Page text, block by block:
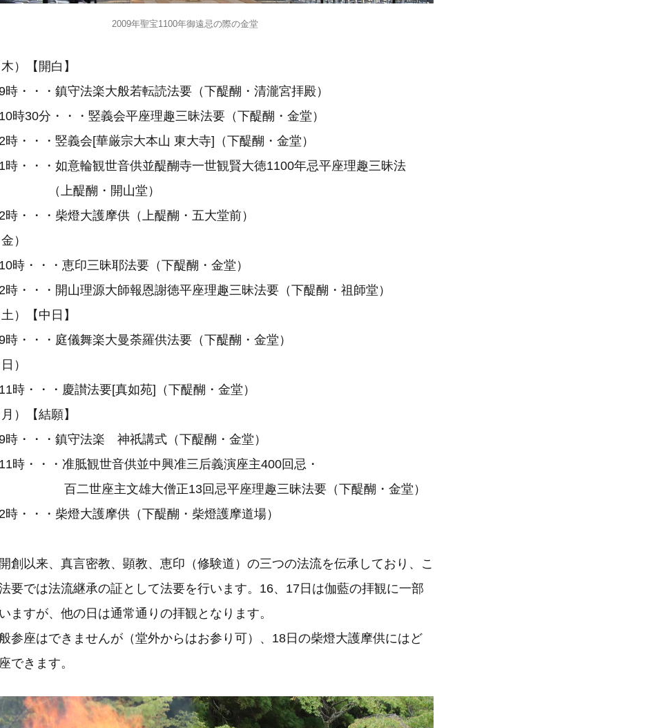
2009年聖宝1100年御遠忌の際の金堂
）【開白】
・・鎮守法楽大般若転読法要（下醍醐・清瀧宮拝殿）
分・・・竪義会平座理趣三昧法要（下醍醐・金堂）
・・竪義会[華厳宗大本山 東大寺]（下醍醐・金堂）
・・如意輪観世音供並醍醐寺一世観賢大徳1100年忌平座理趣三昧法
醐・開山堂）
・・柴燈大護摩供（上醍醐・五大堂前）
）
・・恵印三昧耶法要（下醍醐・金堂）
・開山理源大師報恩謝徳平座理趣三昧法要（下醍醐・祖師堂）
）【中日】
・・庭儀舞楽大曼荼羅供法要（下醍醐・金堂）
）
・・慶讃法要[真如苑]（下醍醐・金堂）
）【結願】
・・鎮守法楽 神祇講式（下醍醐・金堂）
・・准胝観世音供並中興准三后義演座主400回忌・
主文雄大僧正13回忌平座理趣三昧法要（下醍醐・金堂）
・・柴燈大護摩供（下醍醐・柴燈護摩道場）
創以来、真言密教、顕教、恵印（修験道）の三つの法流を伝承しており、こ
要では法流継承の証として法要を行います。16、17日は伽藍の拝観に一部
ますが、他の日は通常通りの拝観となります。
参座はできませんが（堂外からはお参り可）、18日の柴燈大護摩供にはど
できます。